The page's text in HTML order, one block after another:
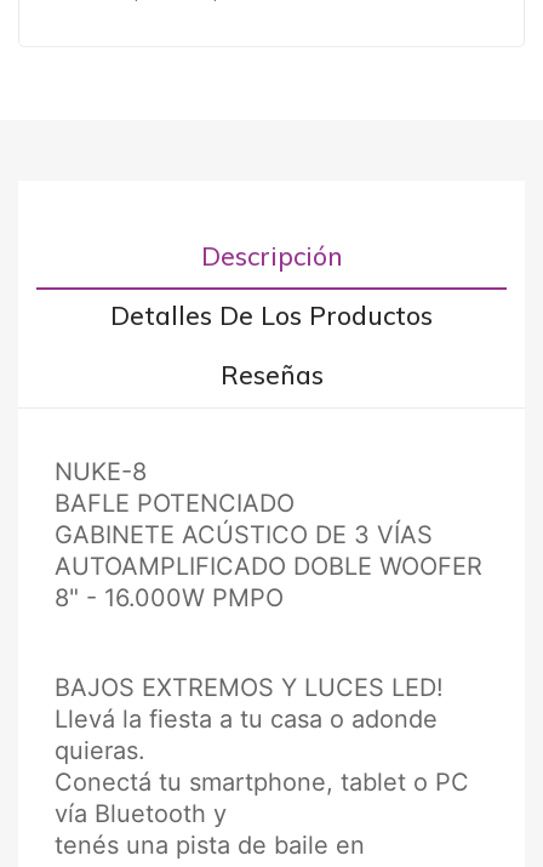
Descripción
Detalles De Los Productos
Reseñas
NUKE-8
BAFLE POTENCIADO
GABINETE ACÚSTICO DE 3 VÍAS
AUTOAMPLIFICADO DOBLE WOOFER
8" - 16.000W PMPO
BAJOS EXTREMOS Y LUCES LED!
Llevá la fiesta a tu casa o adonde
quieras.
Conectá tu smartphone, tablet o PC
vía Bluetooth y
tenés una pista de baile en